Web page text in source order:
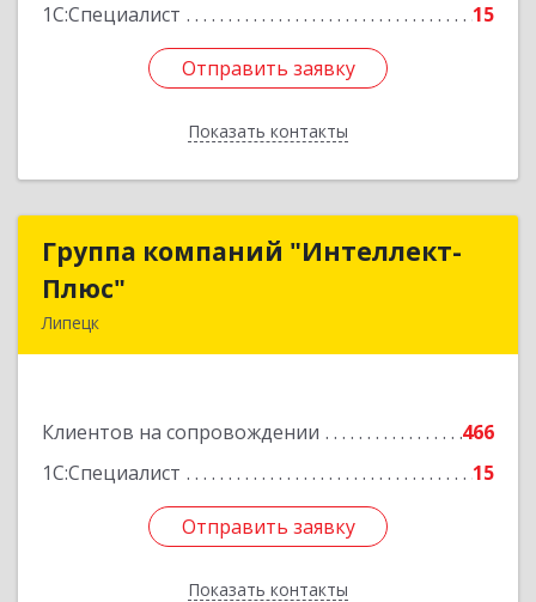
1С:Специалист
15
Отправить заявку
Показать контакты
Отправить заявку
Назад
Группа компаний "Интеллект-
Плюс"
Липецк
Клиентов на сопровождении
466
1С:Специалист
15
Отправить заявку
Показать контакты
Группа компаний "Интеллект-
Подробнее
Отправить заявку
Назад